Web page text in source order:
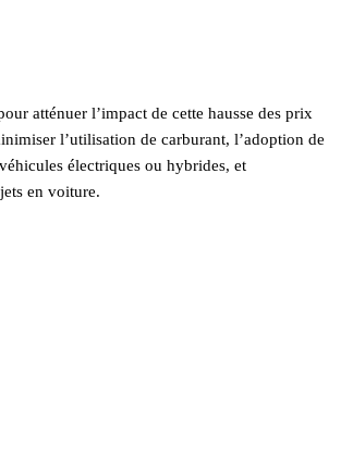
atténuer l’impact de cette hausse des prix
l’utilisation de carburant, l’adoption de
électriques ou hybrides, et
en voiture.